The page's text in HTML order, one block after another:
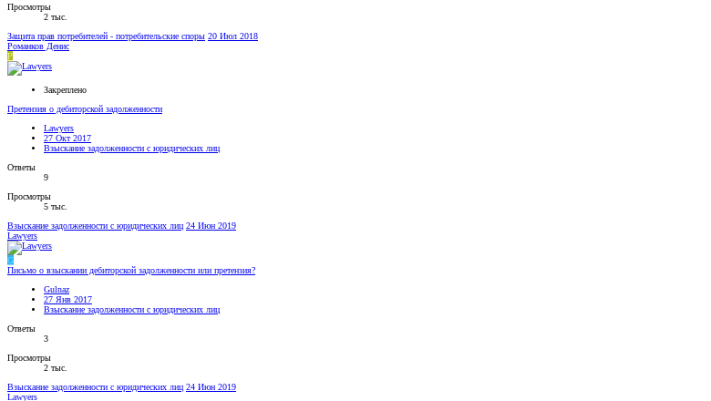
Просмотры
2 тыс.
Защита прав потребителей - потребительские споры 20 Июл 2018
Романков Денис
Р
Закреплено
Претензия о дебиторской задолженности
Lawyers
27 Окт 2017
Взыскание задолженности с юридических лиц
Ответы
9
Просмотры
5 тыс.
Взыскание задолженности с юридических лиц 24 Июн 2019
Lawyers
G
Письмо о взыскании дебиторской задолженности или претензия?
Gulnaz
27 Янв 2017
Взыскание задолженности с юридических лиц
Ответы
3
Просмотры
2 тыс.
Взыскание задолженности с юридических лиц 24 Июн 2019
Lawyers